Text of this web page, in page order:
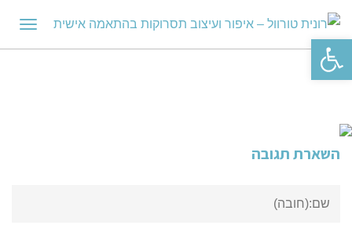
השארת תגובה
פתח סרגל נגישות